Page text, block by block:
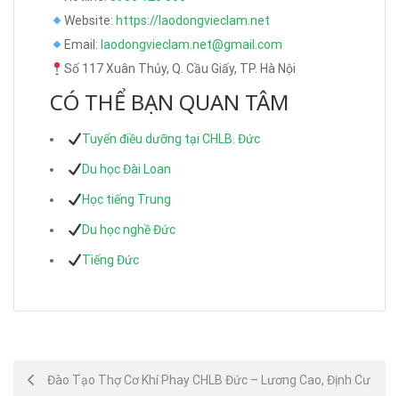
Website: https://laodongvieclam.net
Email: laodongvieclam.net@gmail.com
Số 117 Xuân Thủy, Q. Cầu Giấy, TP. Hà Nội
CÓ THỂ BẠN QUAN TÂM
Tuyển điều dưỡng tại CHLB. Đức
Du học Đài Loan
Học tiếng Trung
Du học nghề Đức
Tiếng Đức
PostĐào Tạo Thợ Cơ Khí Phay CHLB Đức – Lương Cao, Định Cư